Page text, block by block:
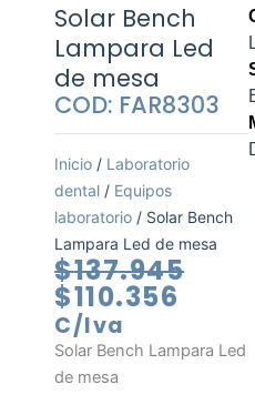
Solar Bench
Lampara Led
de mesa
COD: FAR8303
Inicio / Laboratorio
dental / Equipos
laboratorio / Solar Bench
Lampara Led de mesa
$137.945El
era:
$110.356
El
es:
C/Iva
Solar Bench Lampara Led
de mesa